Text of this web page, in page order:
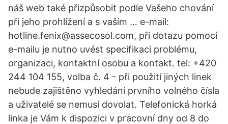
náš web také přizpůsobit podle Vašeho chování
při jeho prohlížení a s vaším … e-mail:
hotline.fenix@assecosol.com, při dotazu pomocí
e-mailu je nutno uvést specifikaci problému,
organizaci, kontaktní osobu a kontakt. tel: +420
244 104 155, volba č. 4 - při použití jiných linek
nebude zajištěno vyhledání prvního volného čísla
a uživatelé se nemusí dovolat. Telefonická horká
linka je Vám k dispozici v pracovní dny od 8 do